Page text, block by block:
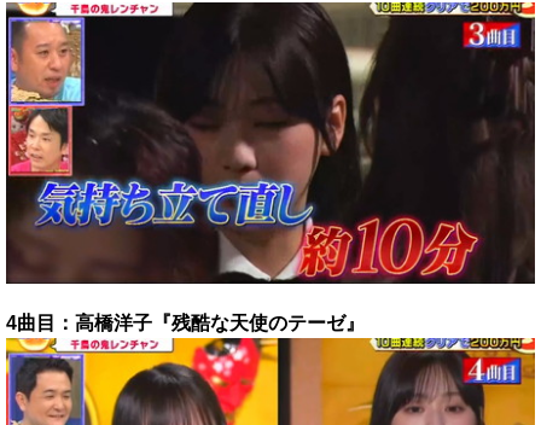
4曲目：高橋洋子『残酷な天使のテーゼ』